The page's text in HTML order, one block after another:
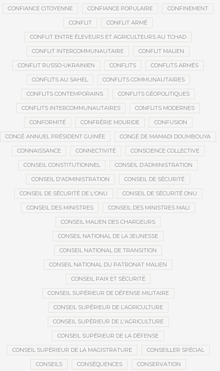
CONFIANCE CITOYENNE CONFIANCE POPULAIRE CONFINEMENT
CONFLIT CONFLIT ARMÉ
CONFLIT ENTRE ÉLEVEURS ET AGRICULTEURS AU TCHAD
CONFLIT INTERCOMMUNAUTAIRE CONFLIT MALIEN
CONFLIT RUSSO-UKRAINIEN CONFLITS CONFLITS ARMÉS
CONFLITS AU SAHEL CONFLITS COMMUNAUTAIRES
CONFLITS CONTEMPORAINS CONFLITS GÉOPOLITIQUES
CONFLITS INTERCOMMUNAUTAIRES CONFLITS MODERNES
CONFORMITÉ CONFRÉRIE MOURIDE CONFUSION
CONGÉ ANNUEL PRÉSIDENT GUINÉE CONGÉ DE MAMADI DOUMBOUYA
CONNAISSANCE CONNECTIVITÉ CONSCIENCE COLLECTIVE
CONSEIL CONSTITUTIONNEL CONSEIL D’ADMINISTRATION
CONSEIL D'ADMINISTRATION CONSEIL DE SÉCURITÉ
CONSEIL DE SÉCURITÉ DE L'ONU CONSEIL DE SÉCURITÉ ONU
CONSEIL DES MINISTRES CONSEIL DES MINISTRES MALI
CONSEIL MALIEN DES CHARGEURS
CONSEIL NATIONAL DE LA JEUNESSE
CONSEIL NATIONAL DE TRANSITION
CONSEIL NATIONAL DU PATRONAT MALIEN
CONSEIL PAIX ET SÉCURITÉ
CONSEIL SUPÉRIEUR DE DÉFENSE MILITAIRE
CONSEIL SUPÉRIEUR DE L’AGRICULTURE
CONSEIL SUPÉRIEUR DE L'AGRICULTURE
CONSEIL SUPÉRIEUR DE LA DÉFENSE
CONSEIL SUPÉRIEUR DE LA MAGISTRATURE CONSEILLER SPÉCIAL
CONSEILS CONSÉQUENCES CONSERVATION